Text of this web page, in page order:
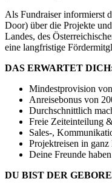
Als Fundraiser informierst
Door) über die Projekte
Landes, des
eine langfristige
DAS ERWARTET
Mindestprovision
Anreisebonus von
Durchschnittlich
Freie Zeiteinteilung
Sales-,
Projektreisen in ganz
Deine Freunde
DU BIST DER